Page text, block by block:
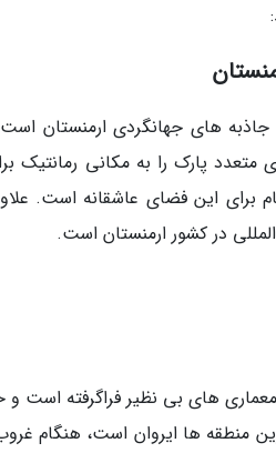
های جهانگردی ارمنستان
متعدد پارک را به مکانی رمانتیک
این فضای عاشقانه است.
در کشور ارمنستان است.
معماری های بی نظیر فراگرفته است
ها ایروان است، هنگام غروب